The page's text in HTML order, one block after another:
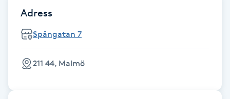
Fransk manikyr
Fransrengöring
Frekvensterapi
Friskvård
Adress
Spångatan 7
211 44, Malmö